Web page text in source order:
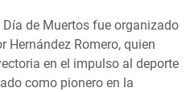
de Muertos fue organizado
Hernández Romero, quien
en el impulso al deporte
como pionero en la